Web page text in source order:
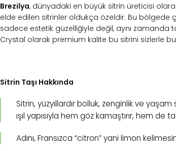
Brezilya, dünyadaki en büyük sitrin üreticisi
elde edilen sitrinler oldukça özeldir. Bu bölgede
sadece estetik güzelliğiyle değil, aynı zamanda
Crystal olarak premium kalite bu sitrini sizlerle
Sitrin Taşı Hakkında
Sitrin, yüzyıllardır bolluk, zenginlik ve
ışıl yapısıyla hem göz kamaştırır, hem de
Adını, Fransızca “citron” yani limon